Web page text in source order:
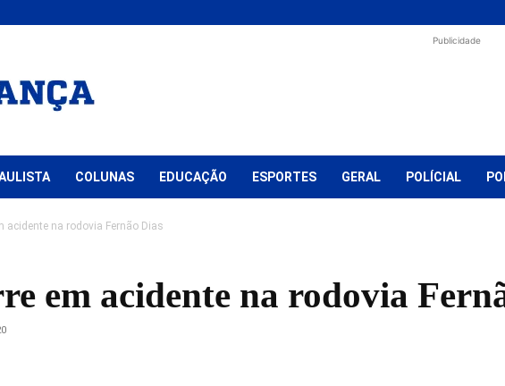
Publicidade
COLUNAS EDUCAÇÃO ESPORTES GERAL POLÍCIAL
acidente na rodovia Fernão Dias
em acidente na rodovia